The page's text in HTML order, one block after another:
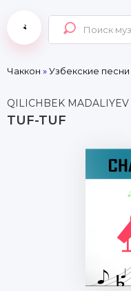
Чаккон »Узбекские песни
QILICHBEK MADALIYEV
TUF-TUF